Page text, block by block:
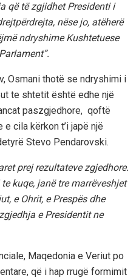
që të zgjidhet Presidenti i
nëse jo, atëherë
ndryshime Kushtetuese
Osmani thotë se ndryshimi i
te shtetit është edhe një
paszgjedhore, qoftë
cila kërkon t’i japë një
Stevo Pendarovski.
prej rezultateve zgjedhore.
kuqe, janë tre marrëveshjet
e Ohrit, e Prespës dhe
e Presidentit ne
Maqedonia e Veriut po
që i hap rrugë formimit